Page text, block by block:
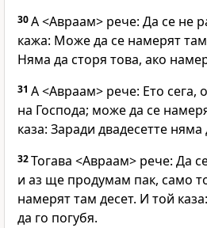
30А <Авраам> рече: Да се не
кажа: Може да се намерят там
Няма да сторя това, ако
31 А <Авраам> рече: Ето сега,
на Господа; може да се
каза: Заради двадесетте няма
32Тогава <Авраам> рече: Да
и аз ще продумам пак, само
намерят там десет. И той
да го погубя.